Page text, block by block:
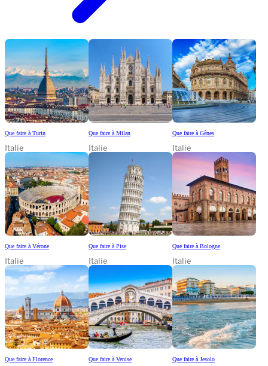
Que faire à Turin
Italie
Que faire à Milan
Italie
Que faire à Gênes
Italie
Que faire à Vérone
Italie
Que faire à Pise
Italie
Que faire à Bologne
Italie
Que faire à Florence Que faire à Venise Que faire à Jesolo